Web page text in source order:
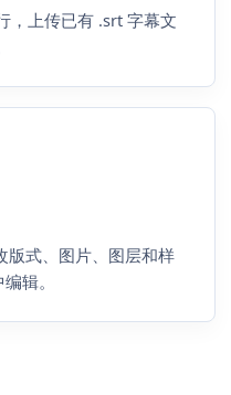
，上传已有 .srt 字幕文
版式、图片、图层和样
辑。